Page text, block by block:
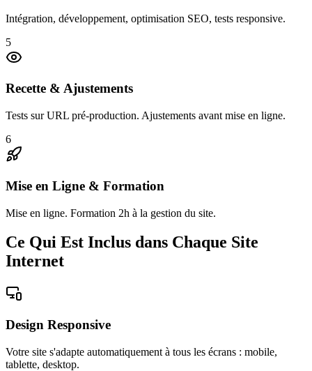
Intégration, développement, optimisation SEO, tests responsive.
5
Recette & Ajustements
Tests sur URL pré-production. Ajustements avant mise en ligne.
6
Mise en Ligne & Formation
Mise en ligne. Formation 2h à la gestion du site.
Ce Qui Est Inclus dans Chaque Site
Internet
Design Responsive
Votre site s'adapte automatiquement à tous les écrans : mobile,
tablette, desktop.